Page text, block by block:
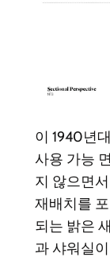
이 1940년
사용 가능
지 않으면
재배치를
되는 밝은
과 샤워실